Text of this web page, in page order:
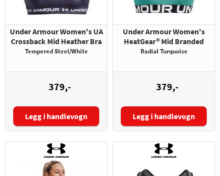
Under Armour Women's UA
Crossback Mid Heather Bra
Tempered Steel/White
379,-
Størrelse:
Legg i handlevogn
Under Armour Women's
HeatGear® Mid Branded
Radial Turquoise
379,-
Størrelse:
Legg i handlevogn